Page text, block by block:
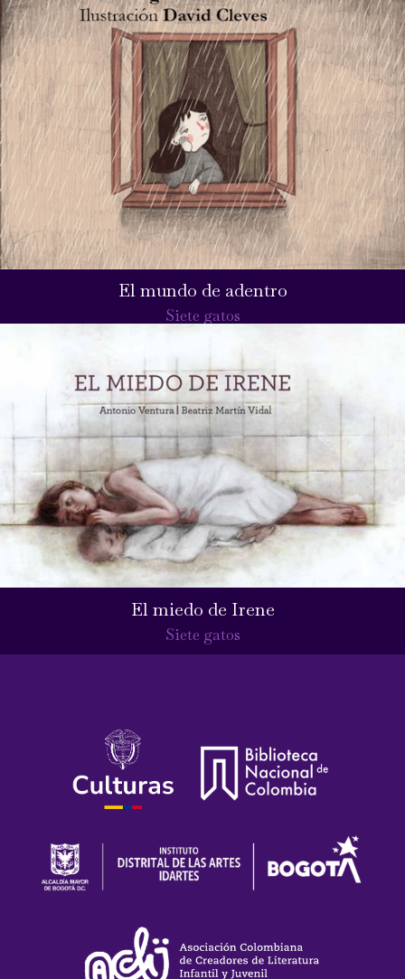
El mundo de adentro
Siete gatos
El miedo de Irene
Siete gatos